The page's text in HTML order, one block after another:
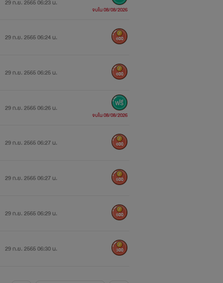
29 ก.ย. 2565 06:23 น.
จบใน 08/08/2026
29 ก.ย. 2565 06:24 น. 600
29 ก.ย. 2565 06:25 น. 600
29 ก.ย. 2565 06:26 น.
จบใน 08/08/2026
29 ก.ย. 2565 06:27 น. 600
29 ก.ย. 2565 06:27 น. 500
29 ก.ย. 2565 06:29 น. 500
29 ก.ย. 2565 06:30 น. 300